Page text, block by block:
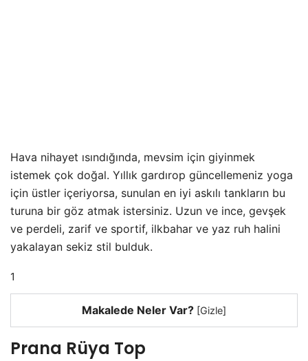
Hava nihayet ısındığında, mevsim için giyinmek
istemek çok doğal. Yıllık gardırop güncellemeniz yoga
için üstler içeriyorsa, sunulan en iyi askılı tankların bu
turuna bir göz atmak istersiniz. Uzun ve ince, gevşek
ve perdeli, zarif ve sportif, ilkbahar ve yaz ruh halini
yakalayan sekiz stil bulduk.
1
Makalede Neler Var? [Gizle]
Prana Rüya Top